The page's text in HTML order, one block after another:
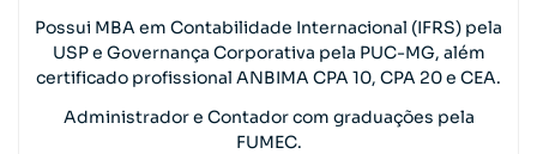
Possui MBA em Contabilidade Internacional (IFRS) pela
USP e Governança Corporativa pela PUC-MG, além
certificado profissional ANBIMA CPA 10, CPA 20 e CEA.
Administrador e Contador com graduações pela
FUMEC.